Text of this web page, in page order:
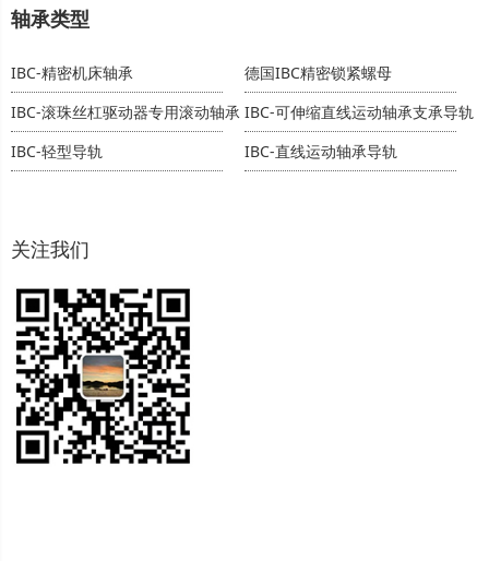
轴承类型
IBC-精密机床轴承
德国IBC精密锁紧螺母
IBC-滚珠丝杠驱动器专用滚动轴承 IBC-可伸缩直线运动轴承支承导轨
IBC-轻型导轨
IBC-直线运动轴承导轨
关注我们